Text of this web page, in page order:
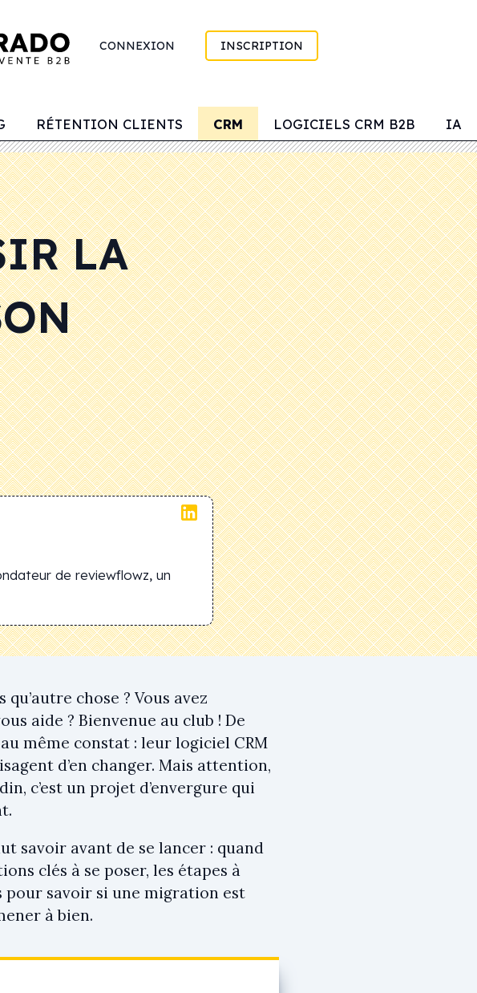
CONNEXION INSCRIPTION
RÉTENTION CLIENTS CRM LOGICIELS CRM B2B IA
LA
de reviewflowz, un
chose ? Vous avez
aide ? Bienvenue au club ! De
même constat : leur logiciel CRM
d’en changer. Mais attention,
c’est un projet d’envergure qui
savoir avant de se lancer : quand
clés à se poser, les étapes à
pour savoir si une migration est
à bien.